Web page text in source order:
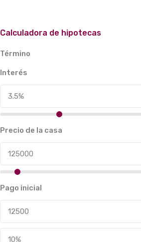
Calculadora de hipotecas
Término
Interés
Precio de la casa
Pago inicial